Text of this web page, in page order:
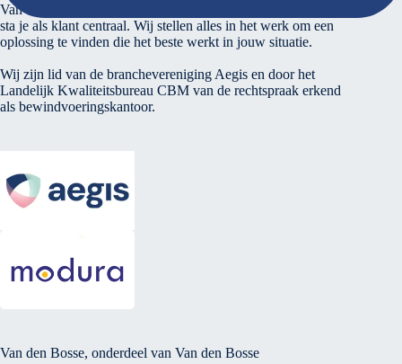
Van den Bosse voert verantwoord financieel beheer. Bij ons
sta je als klant centraal. Wij stellen alles in het werk om een
oplossing te vinden die het beste werkt in jouw situatie.
Wij zijn lid van de branchevereniging Aegis en door het
Landelijk Kwaliteitsbureau CBM van de rechtspraak erkend
als bewindvoeringskantoor.
Van den Bosse, onderdeel van Van den Bosse